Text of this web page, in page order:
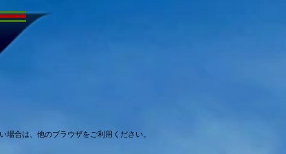
場合は、他のブラウザをご利用ください。